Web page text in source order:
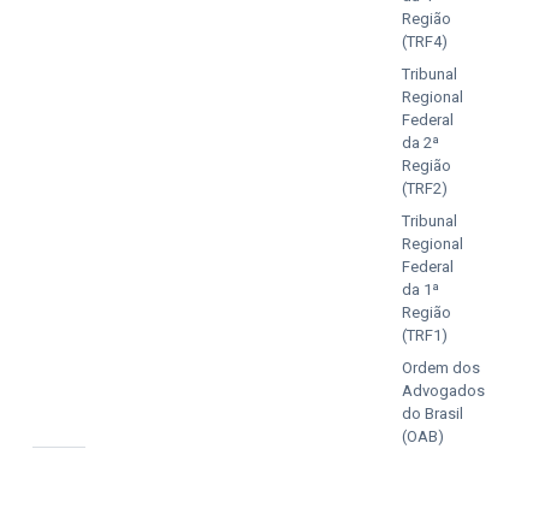
Região
(TRF4)
Tribunal
Regional
Federal
da 2ª
Região
(TRF2)
Tribunal
Regional
Federal
da 1ª
Região
(TRF1)
Ordem dos
Advogados
do Brasil
(OAB)